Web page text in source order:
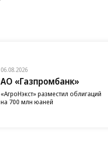
06.08.2026
АО «Газпромбанк»
«АгроНэкст» разместил облигаций
на 700 млн юаней